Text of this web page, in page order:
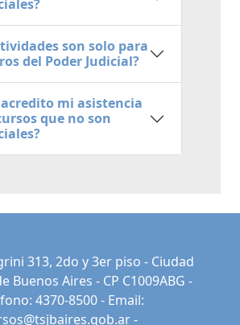
son solo para
del Poder Judicial?
acredito mi asistencia
que no son
313, 2do y 3er piso - Ciudad
Buenos Aires - CP C1009ABG -
4370-8500 - Email:
-